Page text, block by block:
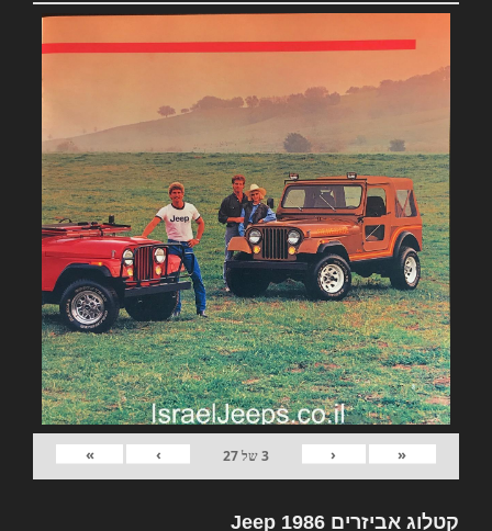
«
‹
3של27
›
»
קטלוג אביזרים Jeep 1986